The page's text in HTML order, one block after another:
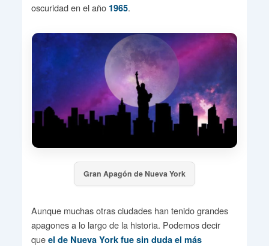
oscuridad en el año 1965.
Gran Apagón de Nueva York
Aunque muchas otras ciudades han tenido grandes
apagones a lo largo de la historia. Podemos decir
que el de Nueva York fue sin duda el más